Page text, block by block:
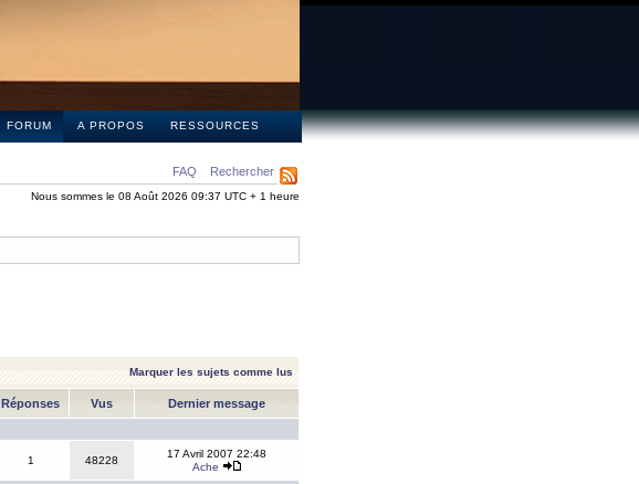
FORUM A PROPOS RESSOURCES
FAQ Rechercher
Nous sommes le 08 Août 2026 09:37 UTC + 1 heure
Marquer les sujets comme lus
Réponses Vus Dernier message
1 48228
17 Avril 2007 22:48
Ache